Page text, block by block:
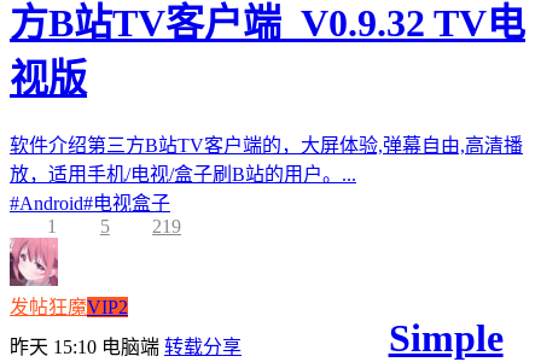
方B站TV客户端_V0.9.32 TV电
视版
软件介绍第三方B站TV客户端的，大屏体验,弹幕自由,高清播
放，适用手机/电视/盒子刷B站的用户。...
#Android#电视盒子
1
5 219
发帖狂魔VIP2
昨天 15:10 电脑端 转载分享
Simple